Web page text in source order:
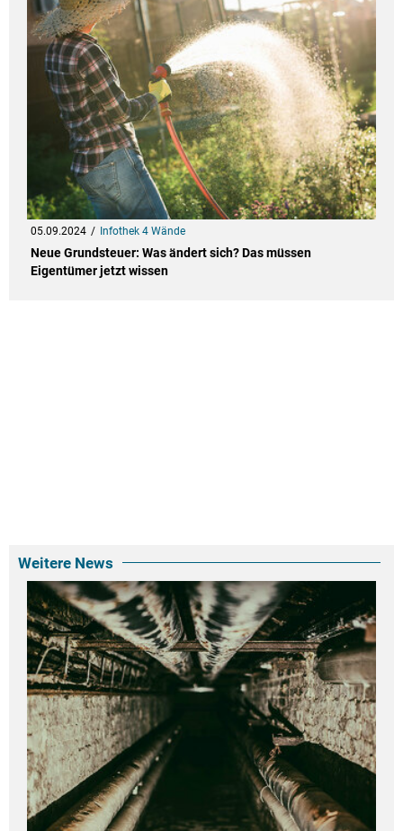
05.09.2024 Infothek 4 Wände
Neue Grundsteuer: Was ändert sich? Das müssen
Eigentümer jetzt wissen
Weitere News